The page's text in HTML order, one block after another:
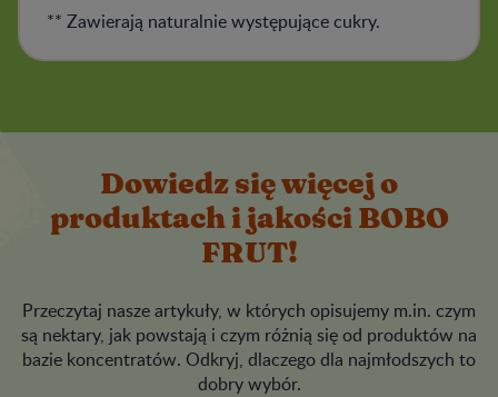
** Zawierają naturalnie występujące cukry.
Dowiedz się więcej o
produktach i jakości BOBO
FRUT!
Przeczytaj nasze artykuły, w których opisujemy m.in. czym
są nektary, jak powstają i czym różnią się od produktów na
bazie koncentratów. Odkryj, dlaczego dla najmłodszych to
dobry wybór.